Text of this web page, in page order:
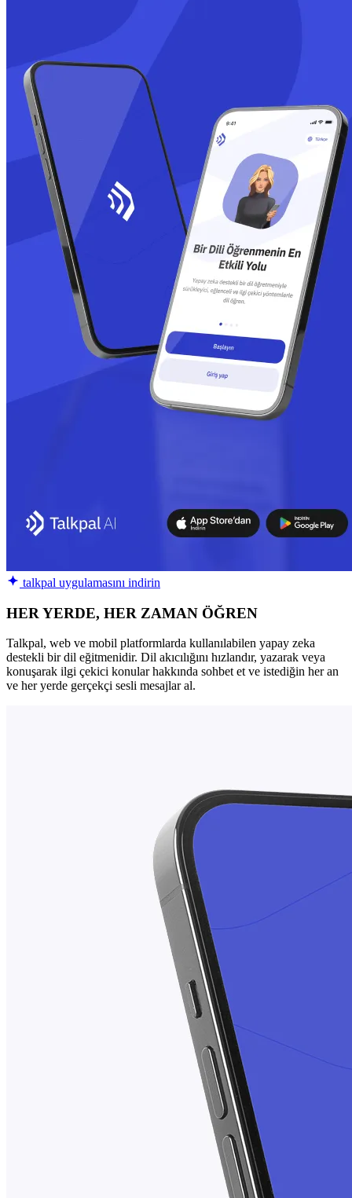
talkpal uygulamasını indirin
HER YERDE, HER ZAMAN ÖĞREN
Talkpal, web ve mobil platformlarda kullanılabilen yapay zeka
destekli bir dil eğitmenidir. Dil akıcılığını hızlandır, yazarak veya
konuşarak ilgi çekici konular hakkında sohbet et ve istediğin her an
ve her yerde gerçekçi sesli mesajlar al.